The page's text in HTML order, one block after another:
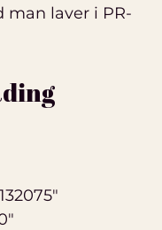
man laver i PR-